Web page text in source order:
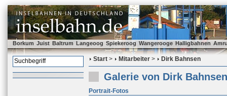
Borkum Juist Baltrum Langeoog Spiekeroog Wangerooge Halligbahnen
Start > Mitarbeiter > Dirk Bahnsen
Galerie von Dirk Bahnsen
Portrait-Fotos